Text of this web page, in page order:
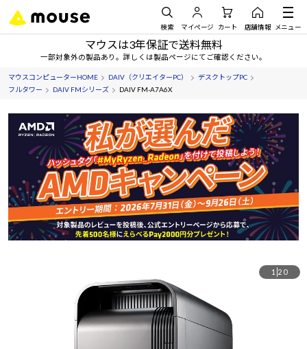
検索 マイページ カート 店舗情報 メニュー
マウスは3年保証で送料無料
一部対象外の製品あり。詳しくは製品ページにてご確認ください。
マウスコンピューターHOME DAIV（クリエイターPC）
デスクトップPC
フルタワー
DAIV FMシリーズ DAIV FM-A7A6X
1 20